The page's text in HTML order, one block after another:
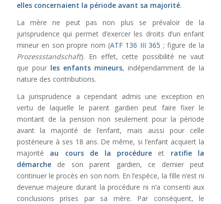
elles concernaient la période avant sa majorité.
La mère ne peut pas non plus se prévaloir de la
jurisprudence qui permet d’exercer les droits d’un enfant
mineur en son propre nom (ATF 136 III 365 ; figure de la
Prozessstandschaft). En effet, cette possibilité ne vaut
que pour les enfants mineurs, indépendamment de la
nature des contributions.
La jurisprudence a cependant admis une exception en
vertu de laquelle le parent gardien peut faire fixer le
montant de la pension non seulement pour la période
avant la majorité de l’enfant, mais aussi pour celle
postérieure à ses 18 ans. De même, si l’enfant acquiert la
majorité au cours de la procédureet ratifie la
démarchede son parent gardien, ce dernier peut
continuer le procès en son nom. En l’espèce, la fille n’est ni
devenue majeure durant la procédure ni n’a consenti aux
conclusions prises par sa mère. Par conséquent, le